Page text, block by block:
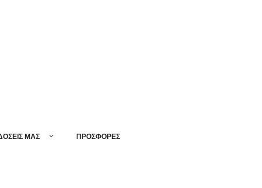
ΜΑΣ ΠΡΟΣΦΟΡΕΣ